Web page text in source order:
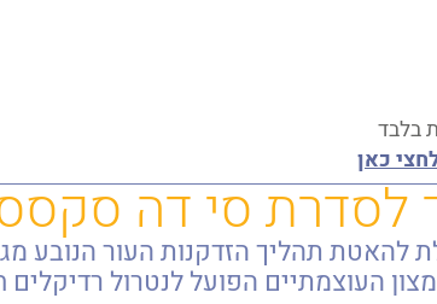
בלבד
כאן
לסדרת סי דה
תהליך הזדקנות העור הנובע